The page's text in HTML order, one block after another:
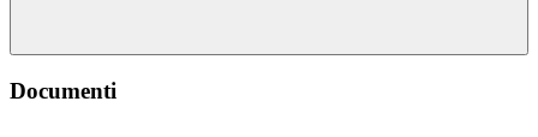
Documenti